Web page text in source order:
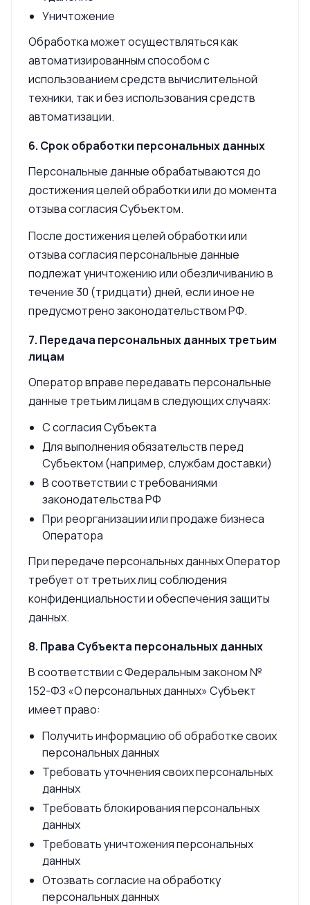
Уничтожение
Обработка может осуществляться как
автоматизированным способом с
использованием средств вычислительной
техники, так и без использования средств
автоматизации.
6. Срок обработки персональных данных
Персональные данные обрабатываются до
достижения целей обработки или до момента
отзыва согласия Субъектом.
После достижения целей обработки или
отзыва согласия персональные данные
подлежат уничтожению или обезличиванию в
течение 30 (тридцати) дней, если иное не
предусмотрено законодательством РФ.
7. Передача персональных данных третьим
лицам
Оператор вправе передавать персональные
данные третьим лицам в следующих случаях:
С согласия Субъекта
Для выполнения обязательств перед
Субъектом (например, службам доставки)
В соответствии с требованиями
законодательства РФ
При реорганизации или продаже бизнеса
Оператора
При передаче персональных данных Оператор
требует от третьих лиц соблюдения
конфиденциальности и обеспечения защиты
данных.
8. Права Субъекта персональных данных
В соответствии с Федеральным законом №
152-ФЗ «О персональных данных» Субъект
имеет право:
Получить информацию об обработке своих
персональных данных
Требовать уточнения своих персональных
данных
Требовать блокирования персональных
данных
Требовать уничтожения персональных
данных
Отозвать согласие на обработку
персональных данных